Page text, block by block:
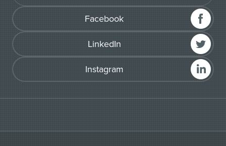
Facebook
LinkedIn
Instagram